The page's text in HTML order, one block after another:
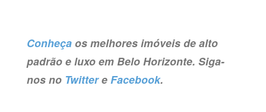
Conheçaos melhores imóveis de alto
padrão e luxo em Belo Horizonte. Siga-
nos no Twittere Facebook.